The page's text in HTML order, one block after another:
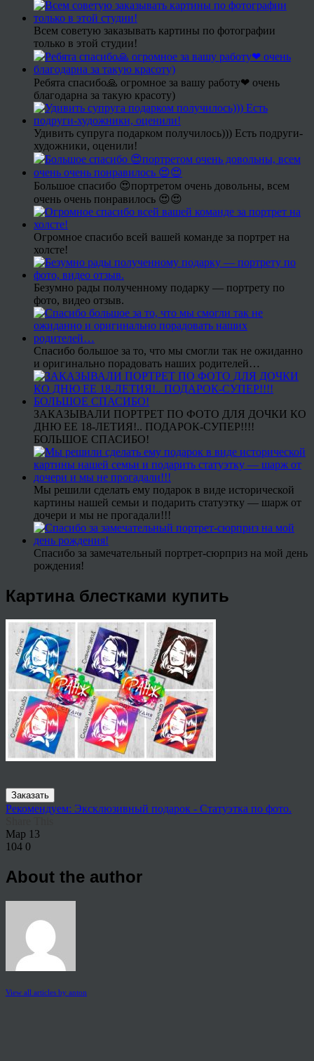
Всем советую заказывать картины по фотографии
только в этой студии!
Ребята спасибо🙏 огромное за вашу работу❤ очень
благодарна за такую красоту)
Удивить супруга подарком получилось))) Есть подруги-
художники, оценили!
Большое спасибо 😍портретом очень довольны, всем
очень очень понравилось 😍😍
Огромное спасибо всей вашей команде за портрет на
холсте!
Безумно рады полученному подарку — портрету по
фото, видео отзыв.
Спасибо большое за то, что мы смогли так не ожиданно
и оригинально порадовать наших родителей…
ЗАКАЗЫВАЛИ ПОРТРЕТ ПО ФОТО ДЛЯ ДОЧКИ КО
ДНЮ ЕЕ 18-ЛЕТИЯ!.. ПОДАРОК-СУПЕР!!!!
БОЛЬШОЕ СПАСИБО!
Мы решили сделать ему подарок в виде исторической
картины нашей семьи и подарить статуэтку — шарж от
дочери и мы не прогадали!!!
Спасибо за замечательный портрет-сюрприз на мой день
рождения!
Картина блестками купить
Заказать
Рекомендуем: Эксклюзивный подарок - Статуэтка по фото.
Мар 13
104 0
About the author
View all articles by anton